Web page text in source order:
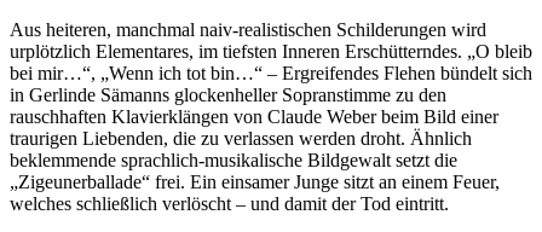
Aus heiteren, manchmal naiv-realistischen Schilderungen wird
urplötzlich Elementares, im tiefsten Inneren Erschütterndes. „O bleib
bei mir…“, „Wenn ich tot bin…“ – Ergreifendes Flehen bündelt sich
in Gerlinde Sämanns glockenheller Sopranstimme zu den
rauschhaften Klavierklängen von Claude Weber beim Bild einer
traurigen Liebenden, die zu verlassen werden droht. Ähnlich
beklemmende sprachlich-musikalische Bildgewalt setzt die
„Zigeunerballade“ frei. Ein einsamer Junge sitzt an einem Feuer,
welches schließlich verlöscht – und damit der Tod eintritt.